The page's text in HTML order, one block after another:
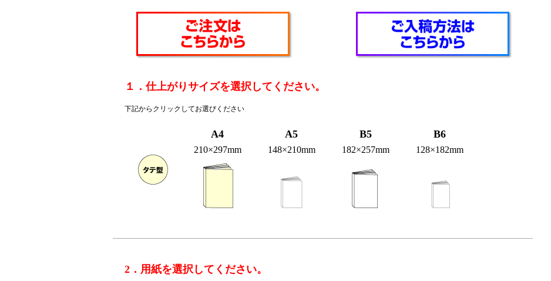
１．仕上がりサイズを選択してください。
下記からクリックしてお選びください
A4 A5 B5 B6
210×297mm 148×210mm 182×257mm 128×182mm
2．用紙を選択してください。